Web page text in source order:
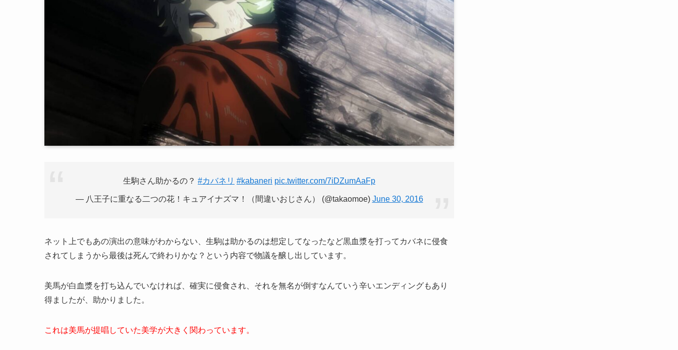
生駒さん助かるの？ #カバネリ #kabaneri pic.twitter.com/7iDZumAaFp
— 八王子に重なる二つの花！キュアイナズマ！（間違いおじさん） (@takaomoe) June 30, 2016
ネット上でもあの演出の意味がわからない、生駒は助かるのは想定してなったなど黒血漿を打ってカバネに侵食
されてしまうから最後は死んで終わりかな？という内容で物議を醸し出しています。
美馬が白血漿を打ち込んでいなければ、確実に侵食され、それを無名が倒すなんていう辛いエンディングもあり
得ましたが、助かりました。
これは美馬が提唱していた美学が大きく関わっています。